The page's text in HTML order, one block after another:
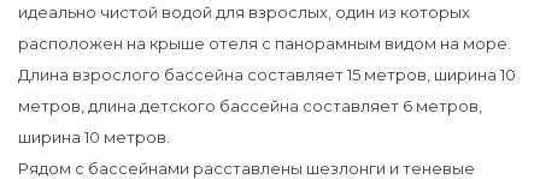
идеально чистой водой для взрослых, один из которых
расположен на крыше отеля с панорамным видом на море.
Длина взрослого бассейна составляет 15 метров, ширина 10
метров, длина детского бассейна составляет 6 метров,
ширина 10 метров.
Рядом с бассейнами расставлены шезлонги и теневые